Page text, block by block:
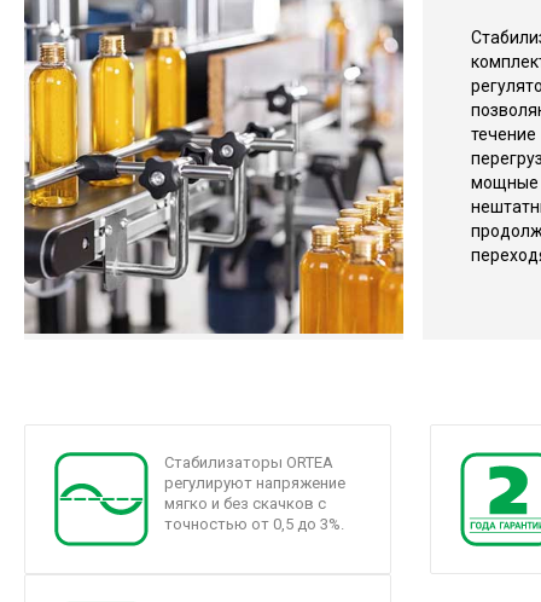
Стабилизаторы ORTEA
регулируют напряжение
мягко и без скачков с
точностью от 0,5 до 3%.